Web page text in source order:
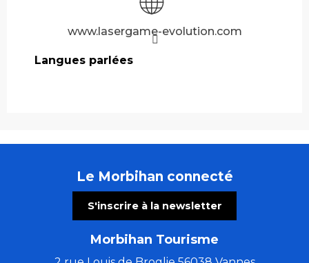
www.lasergame-evolution.com
Langues parlées
Langues parlées
Le Morbihan connecté
S'inscrire à la newsletter
Morbihan Tourisme